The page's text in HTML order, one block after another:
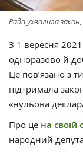
Рада ухвалила
З 1 вересня
одноразово й
Це пов’язано з
підтримала
«нульова
Про це на своїй
народний